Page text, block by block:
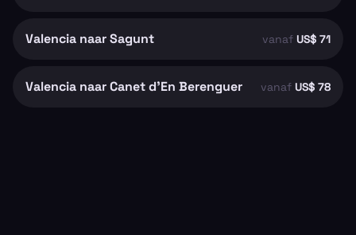
Valencia naar Sagunt vanaf US$ 71
Valencia naar Canet d'En Berenguer vanaf US$ 78